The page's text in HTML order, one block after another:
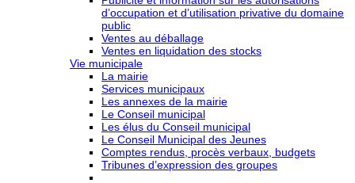
d’occupation et d’utilisation privative du domaine
public
Ventes au déballage
Ventes en liquidation des stocks
Vie municipale
La mairie
Services municipaux
Les annexes de la mairie
Le Conseil municipal
Les élus du Conseil municipal
Le Conseil Municipal des Jeunes
Comptes rendus, procès verbaux, budgets
Tribunes d’expression des groupes